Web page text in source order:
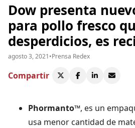
Dow presenta
para pollo fresco
desperdicios, es
agosto 3, 2021•Prensa Redex
Compartir
Phormanto™, es un
usa menor cantidad de